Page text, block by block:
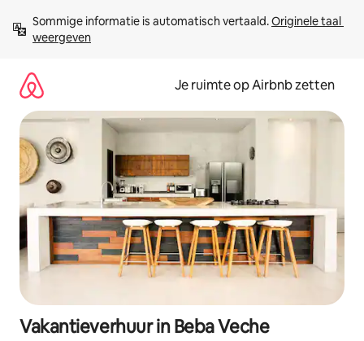
direct
naar
Sommige informatie is automatisch vertaald. Originele taal
weergeven
Je ruimte op Airbnb zetten
Vakantieverhuur in Beba Veche